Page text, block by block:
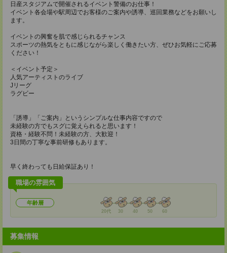
日産スタジアムで開催されるイベント警備のお仕事！
イベント各会場や駅周辺でお客様のご案内や誘導、巡回業務などをお願いし
ます。
イベントの興奮を肌で感じられるチャンス
スポーツの熱気をともに感じながら楽しく働きたい方、ぜひお気軽にご応募
ください！
＜イベント予定＞
人気アーティストのライブ
Jリーグ
ラグビー
「誘導」「ご案内」というシンプルな仕事内容ですので
未経験の方でもスグに覚えられると思います！
資格・経験不問！未経験の方、大歓迎！
3日間の丁寧な事前研修もあります。
早く終わっても日給保証あり！
職場の雰囲気
年齢層
20代 30 40 50 60
募集情報